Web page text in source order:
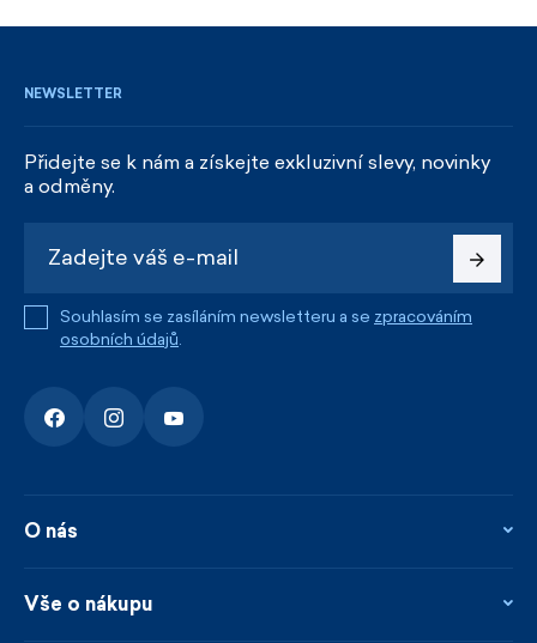
NEWSLETTER
Přidejte se k nám a získejte exkluzivní slevy, novinky
a odměny.
Souhlasím se zasíláním newsletteru a se zpracováním
osobních údajů.
O nás
Kontakty
Vše o nákupu